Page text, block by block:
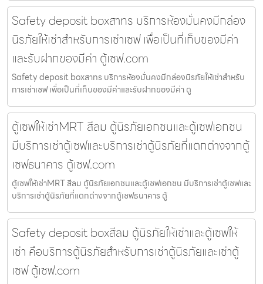
Safety deposit boxสาทร บริการห้องมั่นคงมีกล่อง
นิรภัยให้เช่าสำหรับการเช่าเซฟ เพื่อเป็นที่เก็บของมีค่า
และรับฝากของมีค่า ตู้เซฟ.com
Safety deposit boxสาทร บริการห้องมั่นคงมีกล่องนิรภัยให้เช่าสำหรับ
การเช่าเซฟ เพื่อเป็นที่เก็บของมีค่าและรับฝากของมีค่า ตู
ตู้เซฟให้เช่าMRT สีลม ตู้นิรภัยเอกชนและตู้เซฟเอกชน
มีบริการเช่าตู้เซฟและบริการเช่าตู้นิรภัยที่แตกต่างจากตู้
เซฟธนาคาร ตู้เซฟ.com
ตู้เซฟให้เช่าMRT สีลม ตู้นิรภัยเอกชนและตู้เซฟเอกชน มีบริการเช่าตู้เซฟและ
บริการเช่าตู้นิรภัยที่แตกต่างจากตู้เซฟธนาคาร ตู้
Safety deposit boxสีลม ตู้นิรภัยให้เช่าและตู้เซฟให้
เช่า คือบริการตู้นิรภัยสำหรับการเช่าตู้นิรภัยและเช่าตู้
เซฟ ตู้เซฟ.com